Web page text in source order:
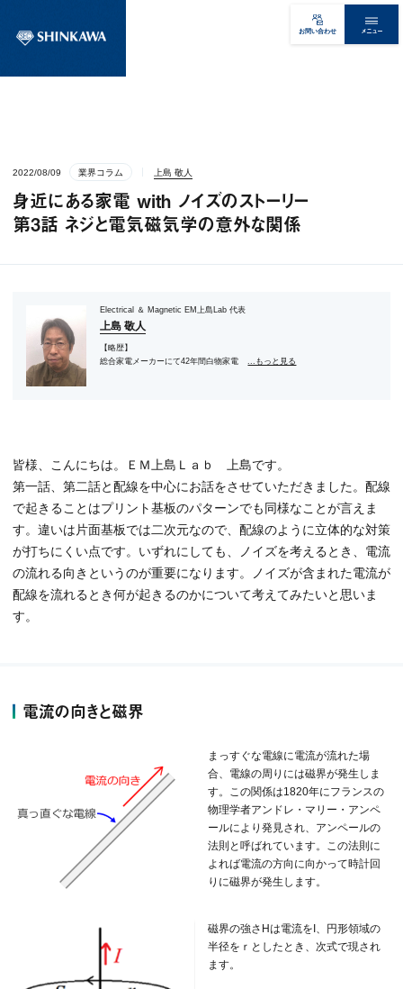
お問い合わせ メニュー
2022/08/09 業界コラム 上島 敬人
身近にある家電 with ノイズのストーリー
第3話 ネジと電気磁気学の意外な関係
Electrical ＆ Magnetic EM上島Lab 代表
上島 敬人
【略歴】
総合家電メーカーにて42年間白物家電
...もっと見る
皆様、こんにちは。ＥＭ上島Ｌａｂ 上島です。
第一話、第二話と配線を中心にお話をさせていただきました。配線
で起きることはプリント基板のパターンでも同様なことが言えま
す。違いは片面基板では二次元なので、配線のように立体的な対策
が打ちにくい点です。いずれにしても、ノイズを考えるとき、電流
の流れる向きというのが重要になります。ノイズが含まれた電流が
配線を流れるとき何が起きるのかについて考えてみたいと思いま
す。
電流の向きと磁界
まっすぐな電線に電流が流れた場
合、電線の周りには磁界が発生しま
す。この関係は1820年にフランスの
物理学者アンドレ・マリー・アンペ
ールにより発見され、アンペールの
法則と呼ばれています。この法則に
よれば電流の方向に向かって時計回
りに磁界が発生します。
磁界の強さHは電流をI、円形領域の
半径をｒとしたとき、次式で現され
ます。